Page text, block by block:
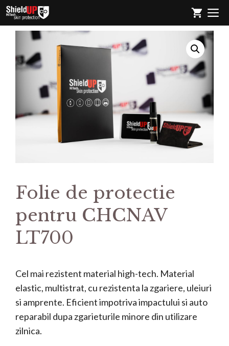
Sari
conținut
Folie de protectie
pentru CHCNAV
LT700
Cel mai rezistent material high-tech. Material
elastic, multistrat, cu rezistenta la zgariere, uleiuri
si amprente. Eficient impotriva impactului si auto
reparabil dupa zgarieturile minore din utilizare
zilnica.